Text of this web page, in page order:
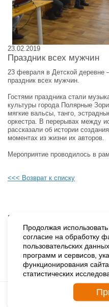
23.02.2019
Праздник всех мужчин
23 февраля в Детской деревне
праздник всех мужчин.
Гостями праздника стали
культуры города Полярные
мягкие вальсы, танго,
оркестра. В перерывах между
рассказали об истории
моментах из жизни их авторов.
Мероприятие проводилось в
<<< Возврат к списку
Будьте в курсе наших событий,
Нажимая на кнопку
обработку персональных
Продолжая
согласие на обработку
пользовательских
программ и сервисов,
функционирования
статистических